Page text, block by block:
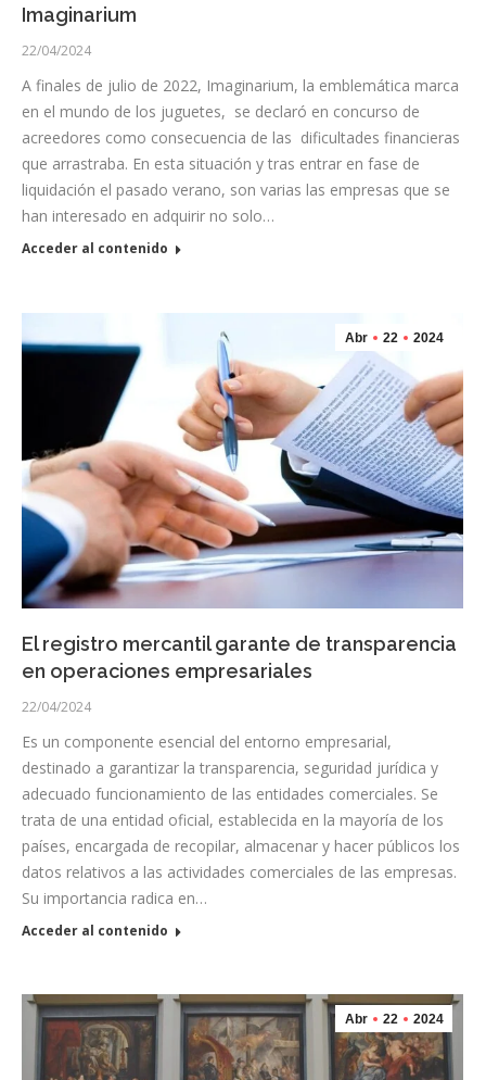
Imaginarium
22/04/2024
A finales de julio de 2022, Imaginarium, la emblemática marca
en el mundo de los juguetes, se declaró en concurso de
acreedores como consecuencia de las dificultades financieras
que arrastraba. En esta situación y tras entrar en fase de
liquidación el pasado verano, son varias las empresas que se
han interesado en adquirir no solo…
Acceder al contenido
Abr 22 2024
El registro mercantil garante de transparencia
en operaciones empresariales
22/04/2024
Es un componente esencial del entorno empresarial,
destinado a garantizar la transparencia, seguridad jurídica y
adecuado funcionamiento de las entidades comerciales. Se
trata de una entidad oficial, establecida en la mayoría de los
países, encargada de recopilar, almacenar y hacer públicos los
datos relativos a las actividades comerciales de las empresas.
Su importancia radica en…
Acceder al contenido
Abr 22 2024